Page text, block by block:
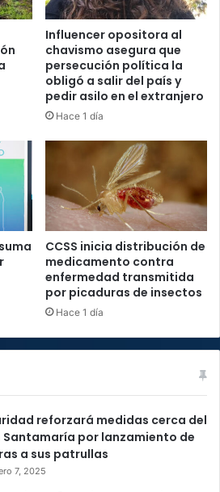
Influencer opositora al
chavismo asegura que
persecución política la
obligó a salir del país y
pedir asilo en el extranjero
Hace 1 día
CCSS inicia distribución de
medicamento contra
enfermedad transmitida
por picaduras de insectos
Hace 1 día
reforzará medidas cerca del
Santamaría por lanzamiento de
a sus patrullas
7, 2025